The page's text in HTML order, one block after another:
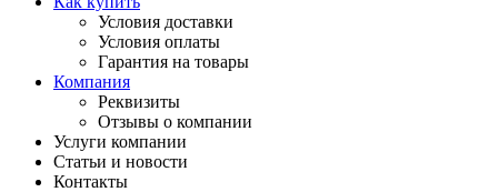
Условия доставки
Условия оплаты
Гарантия на товары
Компания
Реквизиты
Отзывы о компании
Услуги компании
Статьи и новости
Контакты